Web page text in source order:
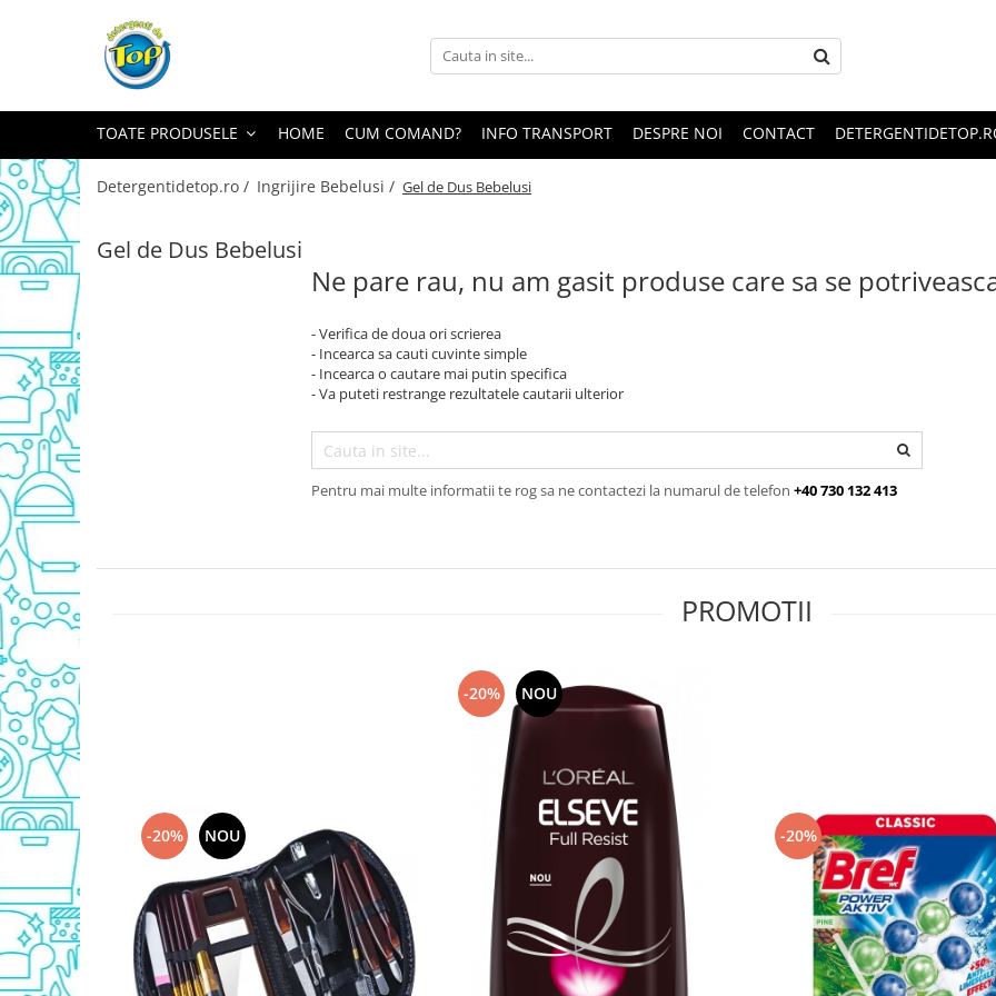
Toate Produsele
Detergenti Pudra
Detergent Lichid
Balsam De Rufe
Detergenti Curatenie Casa
Sano Detergent Pardoseli
Asevi Pardoseli
Produse Pentru Baie
Produse Pentru Bucatarie
Detergenti Curatenie Casa
Detergent Pardoseli
Detergent Geamuri
Detergent Mobila
Detergenti De Haine
Detergent Capsule
Detergent Pentru Pete
Detergent Ariel
Balsam De Rufe
Semana Balsam Rufe
Sano Maxima Balsam
Pachete Produse Curatenie
Produse Pentru Baie
Duck WC
Odorizant WC Bref
Odorizant Vas WC
Odorizant Bazin WC
Cantar
Produse Pentru Bucatarie
TOATE PRODUSELE HOME CUM COMAND? INFO TRANSPORT DESPRE NOI CONTACT
Detergentidetop.ro / Ingrijire Bebelusi / Gel de Dus Bebelusi
Gel de Dus Bebelusi
Ne pare rau, nu am gasit produse care sa se
- Verifica de doua ori scrierea
- Incearca sa cauti cuvinte simple
- Incearca o cautare mai putin specifica
- Va puteti restrange rezultatele cautarii ulterior
Pentru mai multe informatii te rog sa ne contactezi la numarul de telefon +40 730 132 413
PROMOTII
-20% NOU
-20% NOU
-20%